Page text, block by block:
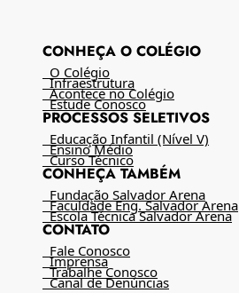
CONHEÇA O COLÉGIO
O Colégio
Infraestrutura
Acontece no Colégio
Estude Conosco
PROCESSOS SELETIVOS
Educação Infantil (Nível V)
Ensino Médio
Curso Técnico
CONHEÇA TAMBÉM
Fundação Salvador Arena
Faculdade Eng. Salvador Arena
Escola Técnica Salvador Arena
CONTATO
Fale Conosco
Imprensa
Trabalhe Conosco
Canal de Denúncias